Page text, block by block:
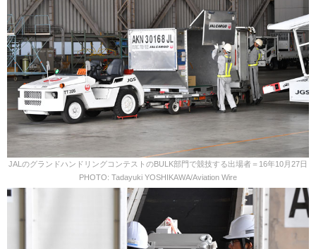
JALのグランドハンドリングコンテストのBULK部門で競技する出場者＝16年10月27日
PHOTO: Tadayuki YOSHIKAWA/Aviation Wire